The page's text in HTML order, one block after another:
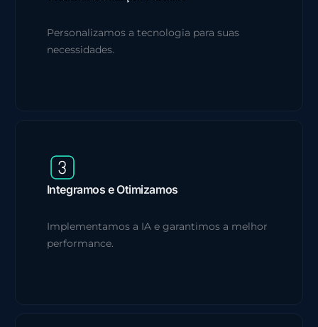
Personalizamos a tecnologia para suas
necessidades.
Integramos e Otimizamos
Implementamos a IA e garantimos a melhor
performance.